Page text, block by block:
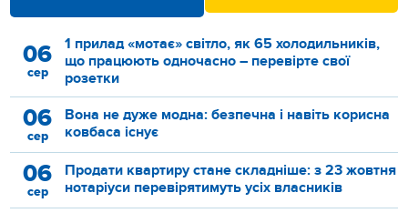
06
сер
1 прилад «мотає» світло, як 65 холодильників,
що працюють одночасно – перевірте свої
розетки
06
сер
Вона не дуже модна: безпечна і навіть корисна
ковбаса існує
06
сер
Продати квартиру стане складніше: з 23 жовтня
нотаріуси перевірятимуть усіх власників